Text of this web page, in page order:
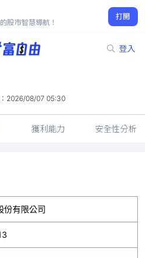
股市智慧導航！
打開
登入
1.15%
2026/08/07 05:30
獲利能力 安全性分析
份有限公司